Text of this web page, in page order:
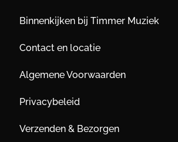
Binnenkijken bij Timmer Muziek
Contact en locatie
Algemene Voorwaarden
Privacybeleid
Verzenden & Bezorgen